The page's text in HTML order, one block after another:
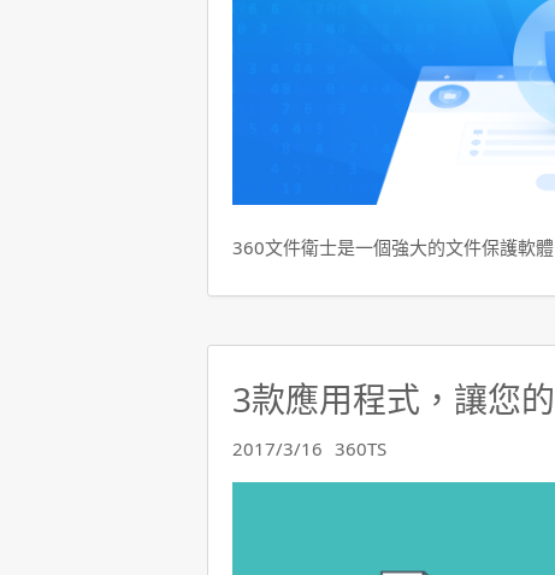
360文件衛士是一個強大的文件保護軟
3款應用程式，讓您
2017/3/16 360TS